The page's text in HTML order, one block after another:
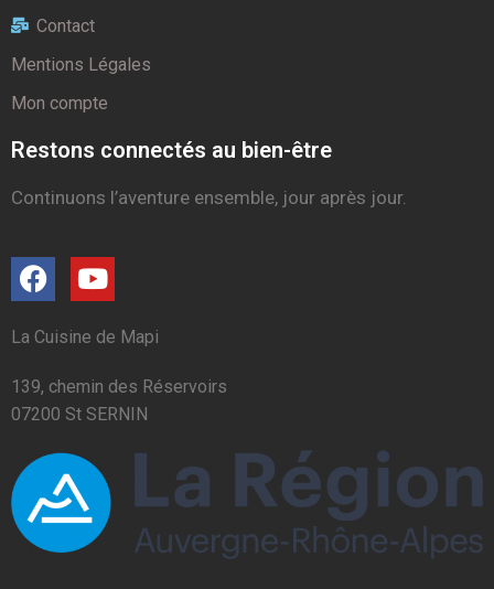
Contact
Mentions Légales
Mon compte
Restons connectés au bien-être
Continuons l’aventure ensemble, jour après jour.
La Cuisine de Mapi
139, chemin des Réservoirs
07200 St SERNIN